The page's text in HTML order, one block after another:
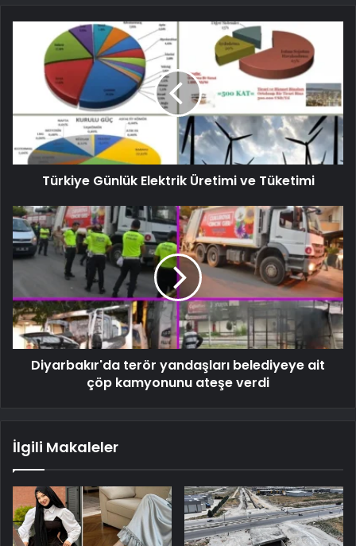
Türkiye Günlük Elektrik Üretimi ve Tüketimi
Diyarbakır'da terör yandaşları belediyeye ait
çöp kamyonunu ateşe verdi
İlgili Makaleler